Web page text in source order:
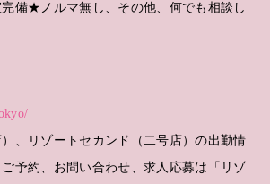
備★ノルマ無し、その他、何でも相談し
、リゾートセカンド（二号店）の出勤情
予約、お問い合わせ、求人応募は「リゾ